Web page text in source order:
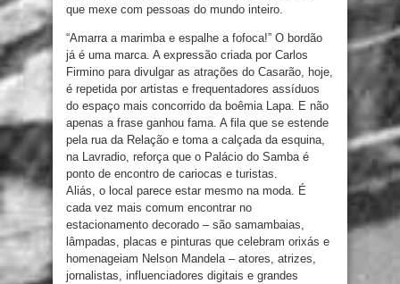
que mexe com pessoas do mundo inteiro.
“Amarra a marimba e espalhe a fofoca!” O bordão
já é uma marca. A expressão criada por Carlos
Firmino para divulgar as atrações do Casarão, hoje,
é repetida por artistas e frequentadores assíduos
do espaço mais concorrido da boêmia Lapa. E não
apenas a frase ganhou fama. A fila que se estende
pela rua da Relação e toma a calçada da esquina,
na Lavradio, reforça que o Palácio do Samba é
ponto de encontro de cariocas e turistas.
Aliás, o local parece estar mesmo na moda. É
cada vez mais comum encontrar no
estacionamento decorado – são samambaias,
lâmpadas, placas e pinturas que celebram orixás e
homenageiam Nelson Mandela – atores, atrizes,
jornalistas, influenciadores digitais e grandes